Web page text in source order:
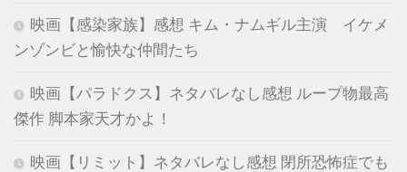
映画【感染家族】感想 キム・ナムギル主演 イケメ
ンゾンビと愉快な仲間たち
映画【パラドクス】ネタバレなし感想 ループ物最高
傑作 脚本家天才かよ！
映画【リミット】ネタバレなし感想 閉所恐怖症でも